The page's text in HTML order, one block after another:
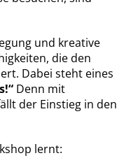
und kreative
die den
Dabei steht eines
Denn mit
der Einstieg in den
lernt: